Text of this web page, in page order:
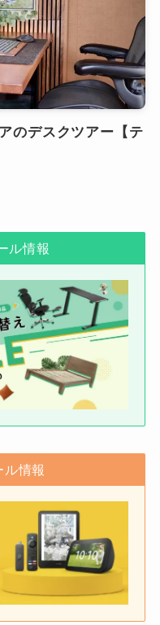
のデスクツアー【テ
ル情報
情報